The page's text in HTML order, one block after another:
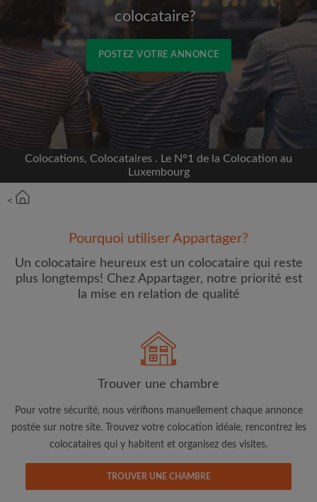
colocataire?
POSTEZ VOTRE ANNONCE
Inscrivez-vous avec Facebook
Nous ne publierons jamais sur votre page sans
Prénom
Adresse email
Colocations, Colocataires . Le N°1 de la Colocation au
Luxembourg
<
Pourquoi utiliser Appartager?
Un colocataire heureux est un colocataire qui reste
plus longtemps! Chez Appartager, notre priorité est
la mise en relation de qualité
Trouver une chambre
Pour votre sécurité, nous vérifions manuellement chaque annonce
postée sur notre site. Trouvez votre colocation idéale, rencontrez les
colocataires qui y habitent et organisez des visites.
TROUVER UNE CHAMBRE